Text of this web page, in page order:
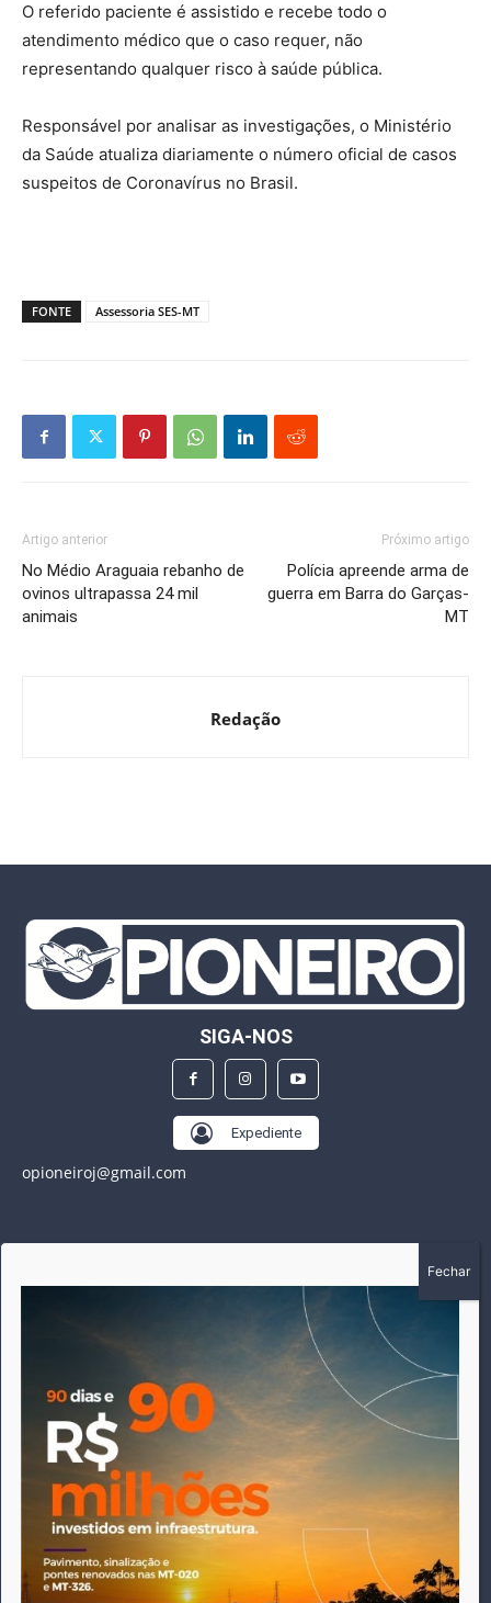
O referido paciente é assistido e recebe todo o
atendimento médico que o caso requer, não
representando qualquer risco à saúde pública.
Responsável por analisar as investigações, o Ministério
da Saúde atualiza diariamente o número oficial de casos
suspeitos de Coronavírus no Brasil.
FONTE Assessoria SES-MT
Artigo anterior
No Médio Araguaia rebanho de
ovinos ultrapassa 24 mil
animais
Próximo artigo
Polícia apreende arma de
guerra em Barra do Garças-
MT
Redação
SIGA-NOS
Expediente
opioneiroj@gmail.com
A história do Pioneiro inicia em fevereiro de 2005 em
Canarana - MT, na época, como um jornal impresso
semanal, que chegou a possuir mil assinantes. Durante 15
anos, foram publicadas 691 edições que narraram os
acontecimentos políticos, policiais e cotidianos de Canarana
e região. Fiel a sua origem, pautado sempre pela busca
incessante da imparcialidade, faz jus a sua logo, com o
característico "avião da praça" de Canarana, sendo o
símbolo do comprometimento deste veículo de comunicação
com o relato dos fatos neste município. Em 06 de dezembro
de 2019 circulou a última edição impressa do jornal, que
desde então tem veiculação exclusivamente online.